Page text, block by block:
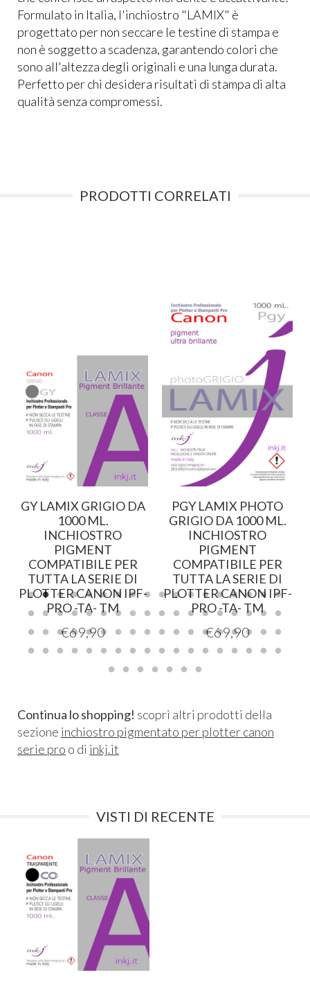
Formulato in Italia, l'inchiostro "LAMIX" è
progettato per non seccare le testine di stampa e
non è soggetto a scadenza, garantendo colori che
sono all'altezza degli originali e una lunga durata.
Perfetto per chi desidera risultati di stampa di alta
qualità senza compromessi.
PRODOTTI CORRELATI
GY LAMIX GRIGIO DA
1000 ML.
INCHIOSTRO
PIGMENT
COMPATIBILE PER
TUTTA LA SERIE DI
PLOTTER CANON IPF-
PRO -TA- TM
€69,90
PGY LAMIX PHOTO
GRIGIO DA 1000 ML.
INCHIOSTRO
PIGMENT
COMPATIBILE PER
TUTTA LA SERIE DI
PLOTTER CANON IPF-
PRO -TA- TM
€69,90
Continua lo shopping! scopri altri prodotti della
sezione inchiostro pigmentato per plotter canon
serie pro o di inkj.it
VISTI DI RECENTE